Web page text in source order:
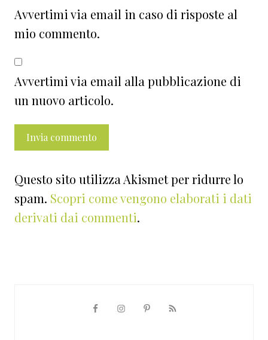
Avvertimi via email in caso di risposte al
mio commento.
Avvertimi via email alla pubblicazione di
un nuovo articolo.
Questo sito utilizza Akismet per ridurre lo
spam. Scopri come vengono elaborati i dati
derivati dai commenti.